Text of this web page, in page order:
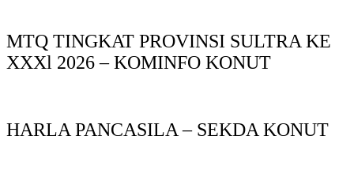
MTQ TINGKAT PROVINSI SULTRA KE
XXXl 2026 – KOMINFO KONUT
HARLA PANCASILA – SEKDA KONUT